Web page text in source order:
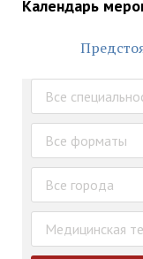
Календарь
Все
Все форматы
Все города
Медицинская